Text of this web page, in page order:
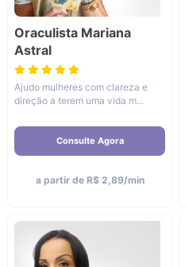
Oraculista Mariana
Astral
Ajudo mulheres com clareza e
direção a terem uma vida m...
Consulte Agora
a partir de R$ 2,89/min